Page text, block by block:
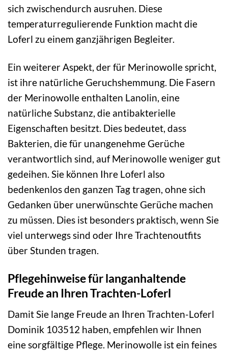
sich zwischendurch ausruhen. Diese
temperaturregulierende Funktion macht die
Loferl zu einem ganzjährigen Begleiter.
Ein weiterer Aspekt, der für Merinowolle spricht,
ist ihre natürliche Geruchshemmung. Die Fasern
der Merinowolle enthalten Lanolin, eine
natürliche Substanz, die antibakterielle
Eigenschaften besitzt. Dies bedeutet, dass
Bakterien, die für unangenehme Gerüche
verantwortlich sind, auf Merinowolle weniger gut
gedeihen. Sie können Ihre Loferl also
bedenkenlos den ganzen Tag tragen, ohne sich
Gedanken über unerwünschte Gerüche machen
zu müssen. Dies ist besonders praktisch, wenn Sie
viel unterwegs sind oder Ihre Trachtenoutfits
über Stunden tragen.
Pflegehinweise für langanhaltende
Freude an Ihren Trachten-Loferl
Damit Sie lange Freude an Ihren Trachten-Loferl
Dominik 103512 haben, empfehlen wir Ihnen
eine sorgfältige Pflege. Merinowolle ist ein feines